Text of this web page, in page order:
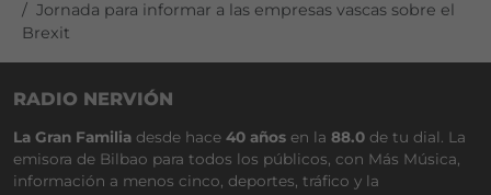
Jornada para informar a las empresas vascas sobre el
Brexit
RADIO NERVIÓN
La Gran Familia desde hace 40 años en la 88.0 de tu dial. La
emisora de Bilbao para todos los públicos, con Más Música,
información a menos cinco, deportes, tráfico y la